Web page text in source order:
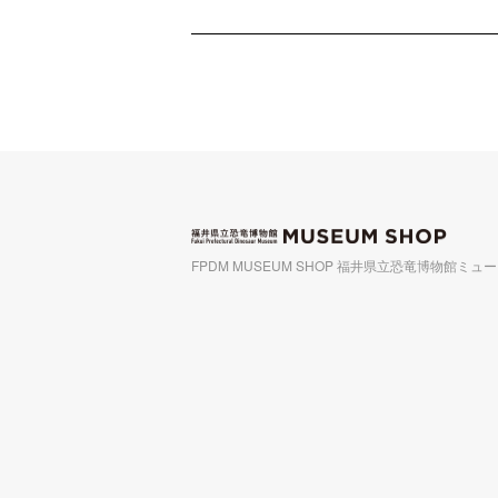
FPDM MUSEUM SHOP 福井県立恐竜博物館ミュ